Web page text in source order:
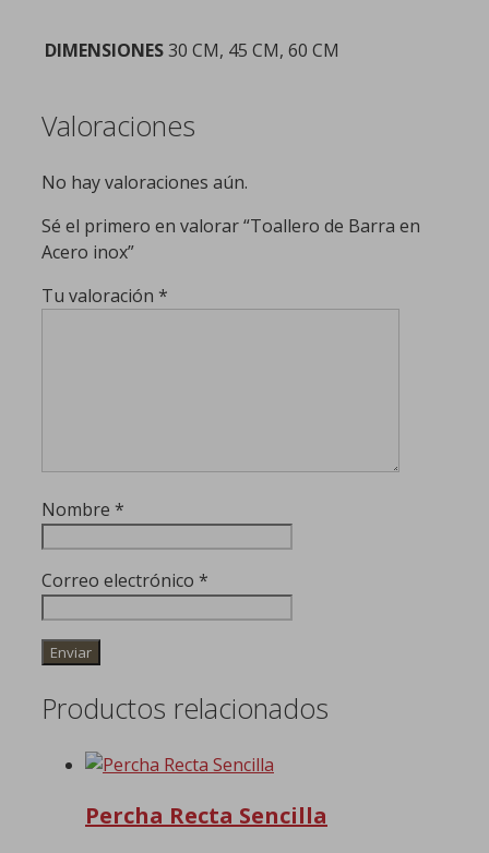
DIMENSIONES30 CM, 45 CM, 60 CM
Valoraciones
No hay valoraciones aún.
Sé el primero en valorar “Toallero de Barra en
Acero inox”
Tu valoración *
Nombre *
Correo electrónico *
Productos relacionados
Percha Recta Sencilla